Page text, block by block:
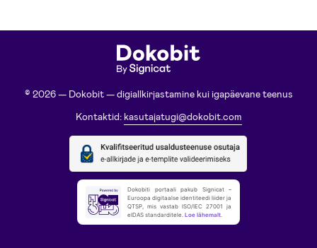
© 2026 — Dokobit — digiallkirjastamine kui igapäevane teenus
Kontaktid: kasutajatugi@dokobit.com
Dokobiti portaali pakub Signicat –
Euroopa digitaalse identiteedi liider ja
QTSP, mis vastab ISO/IEC 27001 ja
eIDAS standarditele. Loe lähemalt